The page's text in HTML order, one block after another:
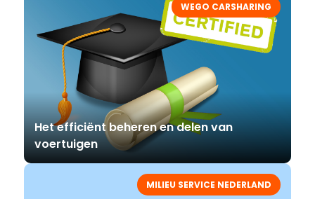
WEGO CARSHARING
Het efficiënt beheren en delen van
voertuigen
MILIEU SERVICE NEDERLAND